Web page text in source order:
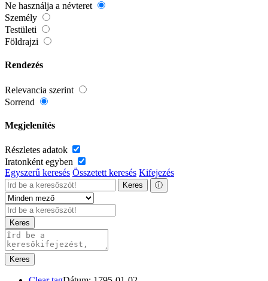
Ne használja a névteret
Személy
Testületi
Földrajzi
Rendezés
Relevancia szerint
Sorrend
Megjelenítés
Részletes adatok
Iratonként egyben
Egyszerű keresés Összetett keresés Kifejezés
Keres ⓘ
Keres
Keres